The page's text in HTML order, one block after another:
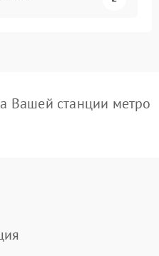
Вашей станции метро